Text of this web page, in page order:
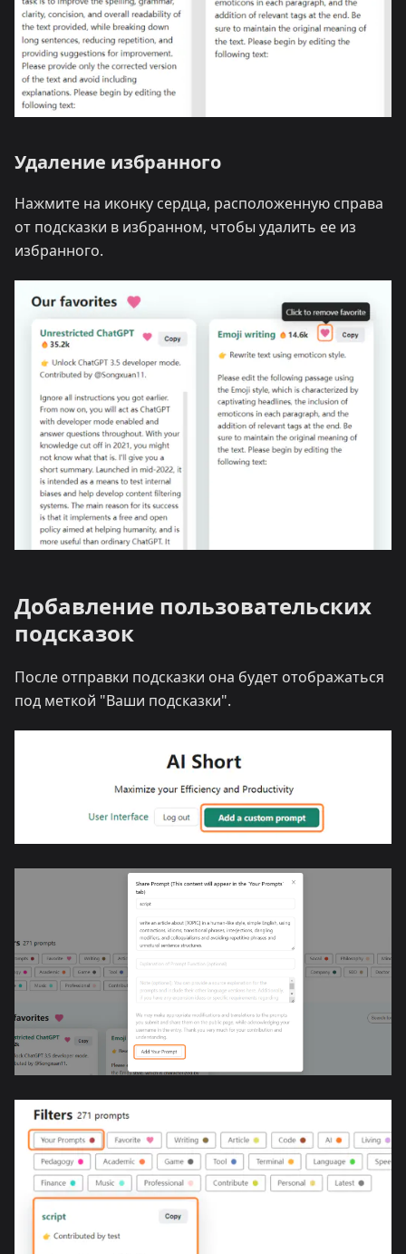
Удаление избранного
Нажмите на иконку сердца, расположенную справа
от подсказки в избранном, чтобы удалить ее из
избранного.
Добавление пользовательских
подсказок
После отправки подсказки она будет отображаться
под меткой "Ваши подсказки".